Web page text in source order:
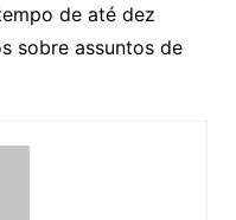
de até dez
sobre assuntos de